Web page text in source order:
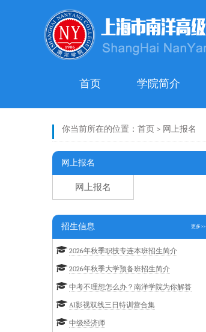
首页 学院简介
你当前所在的位置： 首页 > 网上报名
网上报名
网上报名
招生信息 更多>>
2026年秋季职技专连本班招生简介
2026年秋季大学预备班招生简介
中考不理想怎么办？南洋学院为你解答
AI影视双线三日特训营合集
中级经济师